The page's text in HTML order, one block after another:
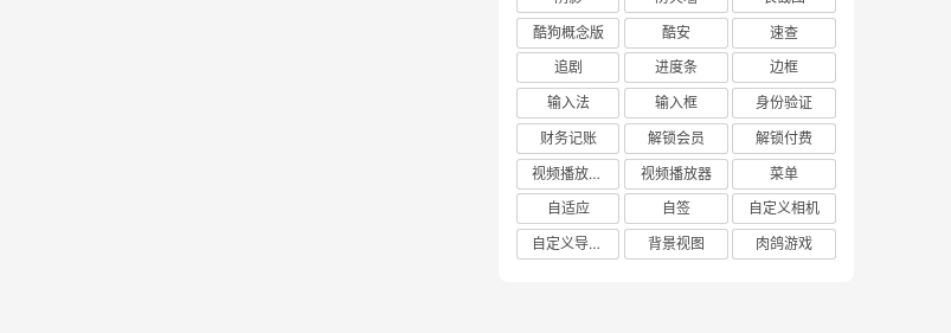
酷狗概念版
酷安
速查
追剧
进度条
边框
输入法
输入框
身份验证
财务记账
解锁会员
解锁付费
视频播放软件
视频播放器
菜单
自适应
自签
自定义相机
自定义导航栏返回
背景视图 肉鸽游戏